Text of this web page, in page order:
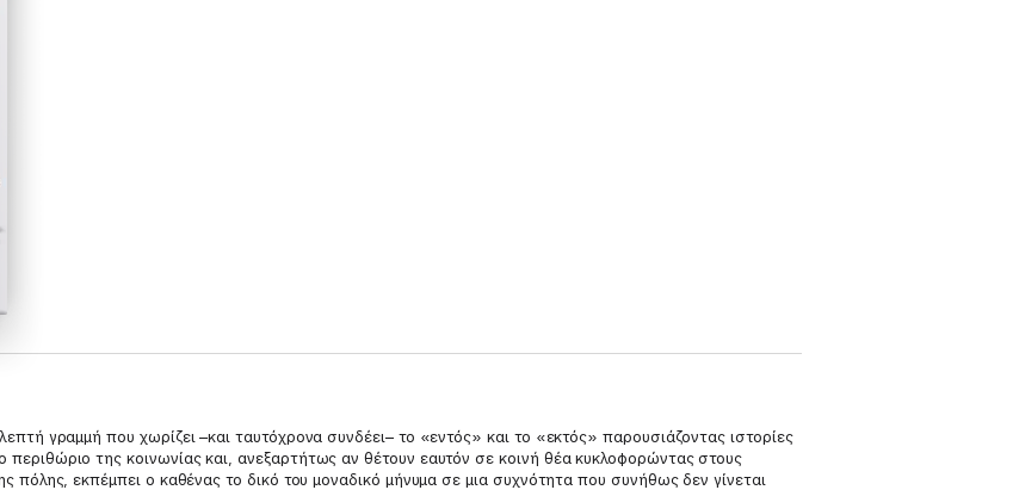
γραμμή που χωρίζει –και ταυτόχρονα συνδέει– το «εντός» και το «εκτός» παρουσιάζοντας ιστορίες
της κοινωνίας και, ανεξαρτήτως αν θέτουν εαυτόν σε κοινή θέα κυκλοφορώντας στους
πόλης, εκπέμπει ο καθένας το δικό του μοναδικό μήνυμα σε μια συχνότητα που συνήθως δεν γίνεται